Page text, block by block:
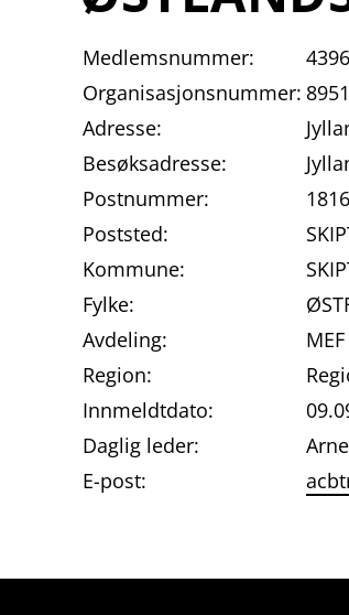
Medlemsnummer:
Organisasjonsnummer:
Adresse:
Besøksadresse:
Postnummer:
1816
Poststed:
Kommune:
Fylke:
Avdeling:
Region:
Innmeldtdato:
Daglig leder:
E-post: